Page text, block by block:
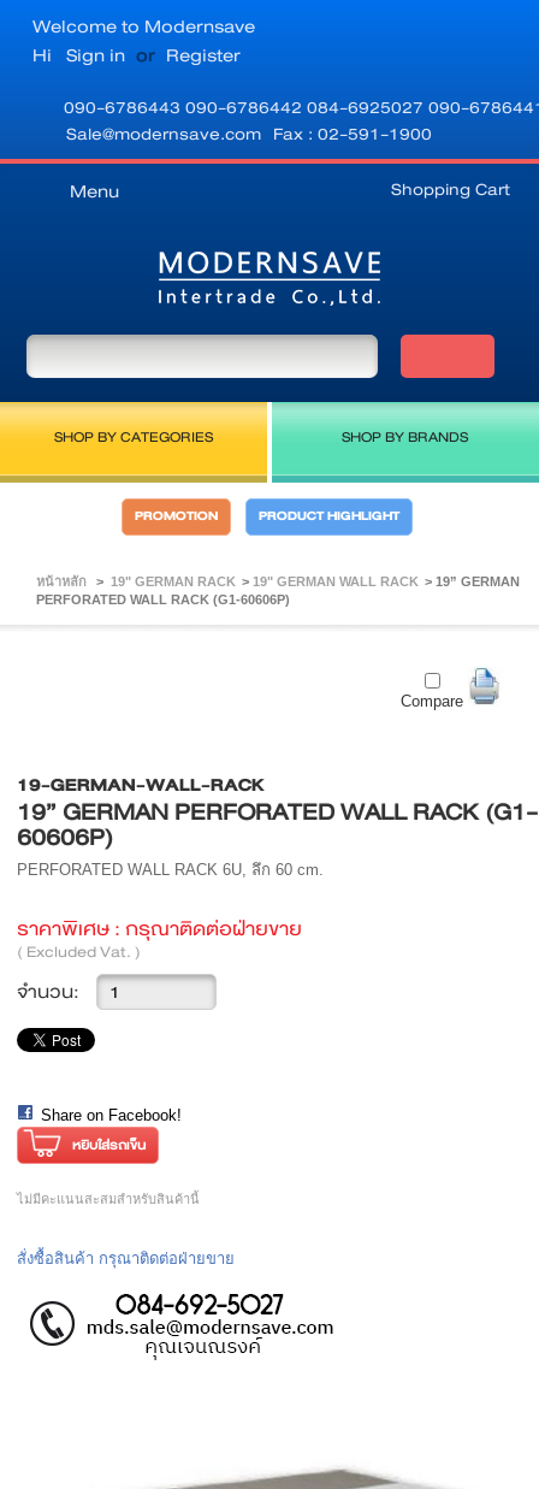
Welcome to Modernsave
Hi Sign in or Register
090-6786443 090-6786442 084-6925027 090-
Sale@modernsave.com Fax : 02-591-1900
Shopping Cart
Menu
SHOP BY CATEGORIES SHOP BY BRANDS
PROMOTION PRODUCT HIGHLIGHT
หน้าหลัก > 19" GERMAN RACK > 19" GERMAN WALL RACK > 19” GERMAN
PERFORATED WALL RACK (G1-60606P)
Compare
19-GERMAN-WALL-RACK
19” GERMAN PERFORATED WALL RACK (G1-
60606P)
PERFORATED WALL RACK 6U, ลึก 60 cm.
ราคาพิเศษ : กรุณาติดต่อฝ่ายขาย
( Excluded Vat. )
จำนวน:
Share on Facebook!
ไม่มีคะแนนสะสมสำหรับสินค้านี้
สั่งซื้อสินค้า กรุณาติดต่อฝ่ายขาย